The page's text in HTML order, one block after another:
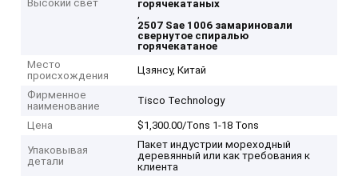
Высокий свет
горячекатаных
,
2507 Sae 1006 замариновали
свернутое спиралью
горячекатаное
Место
происхождения
Цзянсу, Китай
Фирменное
наименование
Tisco Technology
Цена $1,300.00/Tons 1-18 Tons
Упаковывая
детали
Пакет индустрии мореходный
деревянный или как требования к
клиента